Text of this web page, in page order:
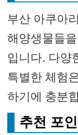
부산 아쿠아
해양생물들
입니다. 다양
특별한 체험
하기에 충분
추천 포